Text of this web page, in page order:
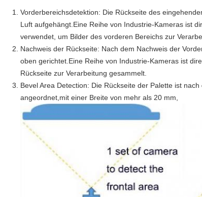
Vorderbereichsdetektion: Die Rückseite des
Luft aufgehängt.Eine Reihe von Industrie-Kameras ist
verwendet, um Bilder des vorderen Bereichs zur
Nachweis der Rückseite: Nach dem Nachweis der
oben gerichtet.Eine Reihe von Industrie-Kameras ist
Rückseite zur Verarbeitung gesammelt.
Bevel Area Detection: Die Rückseite der Palette ist
angeordnet,mit einer Breite von mehr als 20 mm,